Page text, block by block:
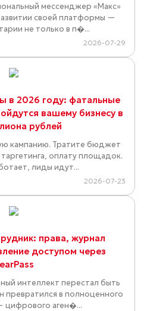
мессенджер «Макс»
своей платформы —
не только в п�...
2026-07-29
в 2026 году: фатальные
вашему бизнесу в
рублей
кампанию. Тратите бюджет
оплату площадок.
лиды идут...
2026-07-23
права, журнал
доступом через
интеллект перестал быть
в полноценного
цифрового аген�...